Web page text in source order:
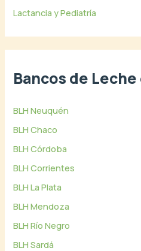
Lactancia y Pediatría
Bancos de
BLH Neuquén
BLH Chaco
BLH Córdoba
BLH Corrientes
BLH La Plata
BLH Mendoza
BLH Río Negro
BLH Sardá